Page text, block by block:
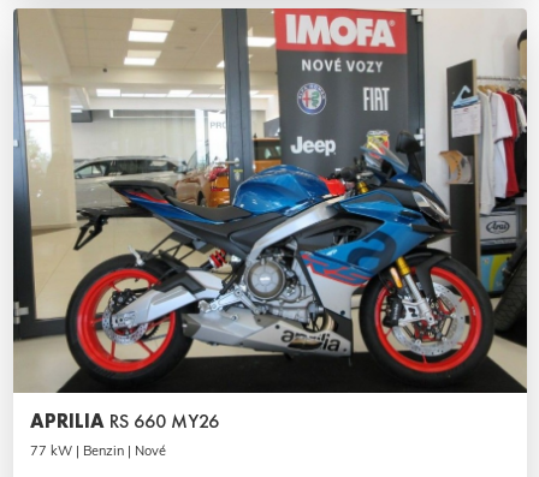
APRILIA RS 660 MY26
77 kW | Benzin | Nové